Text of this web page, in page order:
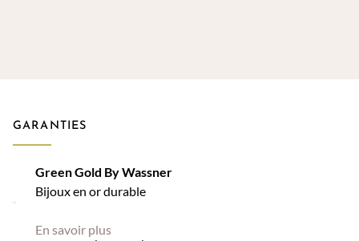
GARANTIES
Green Gold By Wassner
Bijoux en or durable
En savoir plus